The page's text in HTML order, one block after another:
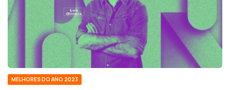
MELHORES DO ANO 2023